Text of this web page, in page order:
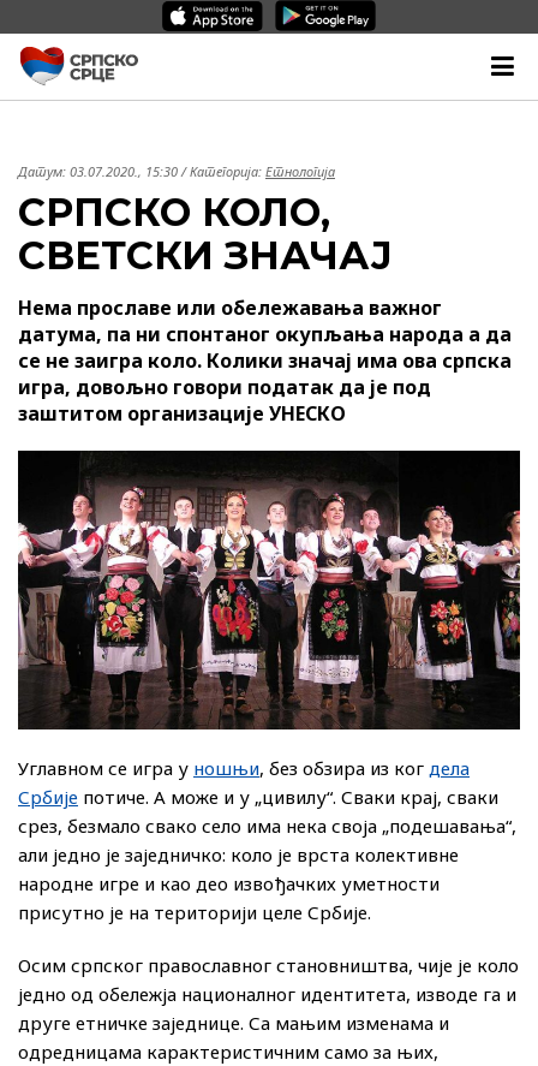
Датум: 03.07.2020., 15:30/ Категорија: Етнологија
СРПСКО КОЛО,
СВЕТСКИ ЗНАЧАЈ
Нема прославе или обележавања важног
датума, па ни спонтаног окупљања народа а да
се не заигра коло. Колики значај има ова српска
игра, довољно говори податак да је под
заштитом организације УНЕСКО
Углавном се игра у ношњи, без обзира из ког дела
Србије потиче. А може и у „цивилу“. Сваки крај, сваки
срез, безмало свако село има нека своја „подешавања“,
али једно је заједничко: коло је врста колективне
народне игре и као део извођачких уметности
присутно је на територији целе Србије.
Осим српског православног становништва, чије је коло
једно од обележја националног идентитета, изводе га и
друге етничке заједнице. Са мањим изменама и
одредницама карактеристичним само за њих,